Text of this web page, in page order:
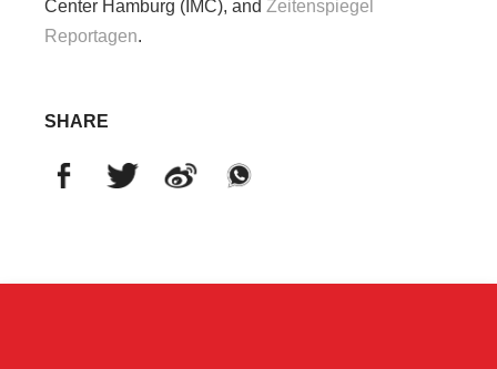
Center Hamburg (IMC), and Zeitenspiegel
Reportagen.
SHARE